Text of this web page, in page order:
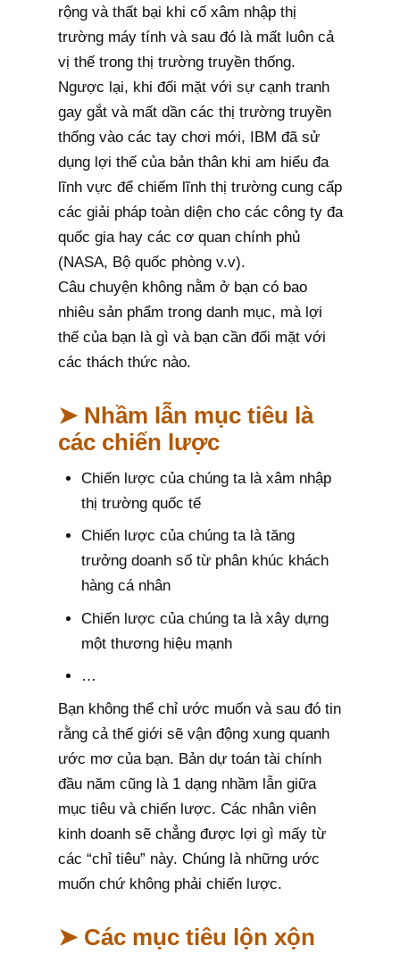
rộng và thất bại khi cố xâm nhập thị
trường máy tính và sau đó là mất luôn cả
vị thế trong thị trường truyền thống.
Ngược lại, khi đối mặt với sự cạnh tranh
gay gắt và mất dần các thị trường truyền
thống vào các tay chơi mới, IBM đã sử
dụng lợi thế của bản thân khi am hiểu đa
lĩnh vực để chiếm lĩnh thị trường cung cấp
các giải pháp toàn diện cho các công ty đa
quốc gia hay các cơ quan chính phủ
(NASA, Bộ quốc phòng v.v).
Câu chuyện không nằm ở bạn có bao
nhiêu sản phẩm trong danh mục, mà lợi
thế của bạn là gì và bạn cần đối mặt với
các thách thức nào.
➤ Nhầm lẫn mục tiêu là
các chiến lược
Chiến lược của chúng ta là xâm nhập
thị trường quốc tế
Chiến lược của chúng ta là tăng
trưởng doanh số từ phân khúc khách
hàng cá nhân
Chiến lược của chúng ta là xây dựng
một thương hiệu mạnh
…
Bạn không thể chỉ ước muốn và sau đó tin
rằng cả thế giới sẽ vận động xung quanh
ước mơ của bạn. Bản dự toán tài chính
đầu năm cũng là 1 dạng nhầm lẫn giữa
mục tiêu và chiến lược. Các nhân viên
kinh doanh sẽ chẳng được lợi gì mấy từ
các “chỉ tiêu” này. Chúng là những ước
muốn chứ không phải chiến lược.
➤ Các mục tiêu lộn xộn